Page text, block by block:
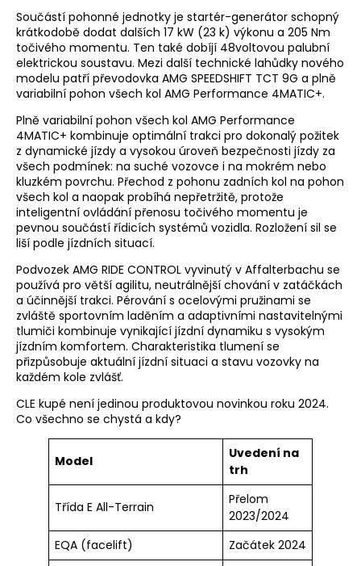
Součástí pohonné jednotky je startér-generátor schopný
krátkodobě dodat dalších 17 kW (23 k) výkonu a 205 Nm
točivého momentu. Ten také dobíjí 48voltovou palubní
elektrickou soustavu. Mezi další technické lahůdky nového
modelu patří převodovka AMG SPEEDSHIFT TCT 9G a plně
variabilní pohon všech kol AMG Performance 4MATIC+.
Plně variabilní pohon všech kol AMG Performance
4MATIC+ kombinuje optimální trakci pro dokonalý požitek
z dynamické jízdy a vysokou úroveň bezpečnosti jízdy za
všech podmínek: na suché vozovce i na mokrém nebo
kluzkém povrchu. Přechod z pohonu zadních kol na pohon
všech kol a naopak probíhá nepřetržitě, protože
inteligentní ovládání přenosu točivého momentu je
pevnou součástí řídicích systémů vozidla. Rozložení sil se
liší podle jízdních situací.
Podvozek AMG RIDE CONTROL vyvinutý v Affalterbachu se
používá pro větší agilitu, neutrálnější chování v zatáčkách
a účinnější trakci. Pérování s ocelovými pružinami se
zvláště sportovním laděním a adaptivními nastavitelnými
tlumiči kombinuje vynikající jízdní dynamiku s vysokým
jízdním komfortem. Charakteristika tlumení se
přizpůsobuje aktuální jízdní situaci a stavu vozovky na
každém kole zvlášť.
CLE kupé není jedinou produktovou novinkou roku 2024.
Co všechno se chystá a kdy?
Model
Uvedení na
trh
Třída E All-Terrain
Přelom
2023/2024
EQA (facelift)
Začátek 2024